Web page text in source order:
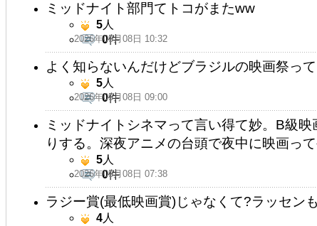
ミッドナイト部門てトコがまたww
2026年05月08日 10:32
5人
0件
よく知らないんだけどブラジルの映画祭っ
2026年05月08日 09:00
5人
0件
ミッドナイトシネマって言い得て妙。B級
りする。深夜アニメの台頭で夜中に映画っ
2026年05月08日 07:38
5人
0件
ラジー賞(最低映画賞)じゃなくて?ラッセン
4人